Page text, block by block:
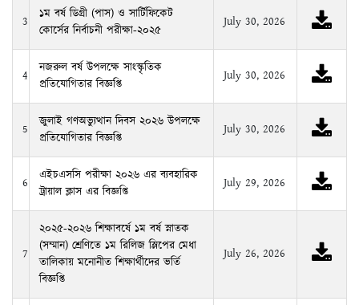
4
নজরুল বর্ষ উপলক্ষে সাংস্কৃতিক
প্রতিযোগিতার বিজ্ঞপ্তি
July 30, 2026
5
জুলাই গণঅভ্যুত্থান দিবস ২০২৬ উপলক্ষে
প্রতিযোগিতার বিজ্ঞপ্তি
July 30, 2026
6
এইচএসসি পরীক্ষা ২০২৬ এর ব্যবহারিক
ট্রায়াল ক্লাস এর বিজ্ঞপ্তি
July 29, 2026
২০২৫-২০২৬ শিক্ষাবর্ষে ১ম বর্ষ স্নাতক
(সম্মান) শ্রেণিতে ১ম রিলিজ স্লিপের মেধা
বিজ্ঞপ্তি
প্রধানমন্ত্রীর শিক্ষা সহায়তা ট্রাস্ট এর
অধীনে শিক্ষার্থীদের চিকিৎসা সহায়তার